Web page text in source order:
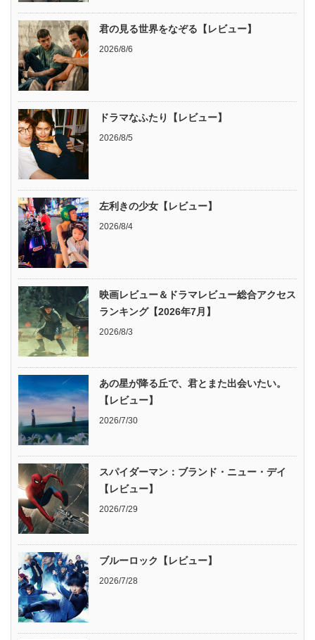
君の見る世界をなぞる【レビュー】
2026/8/6
ドラマなふたり【レビュー】
2026/8/5
左利きの少女【レビュー】
2026/8/4
映画レビュー＆ドラマレビュー総合アクセス
ランキング【2026年7月】
2026/8/3
あの星が降る丘で、君とまた出会いたい。
【レビュー】
2026/7/30
スパイダーマン：ブランド・ニュー・デイ
【レビュー】
2026/7/29
ブルーロック【レビュー】
2026/7/28